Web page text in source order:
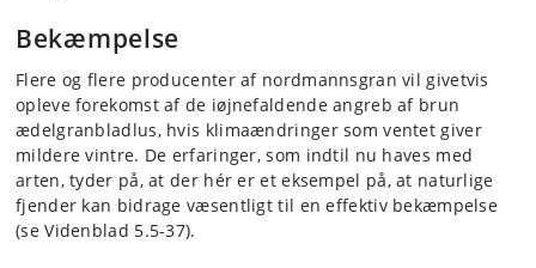
Bekæmpelse
Flere og flere producenter af nordmannsgran vil givetvis
opleve forekomst af de iøjnefaldende angreb af brun
ædelgranbladlus, hvis klimaændringer som ventet giver
mildere vintre. De erfaringer, som indtil nu haves med
arten, tyder på, at der hér er et eksempel på, at naturlige
fjender kan bidrage væsentligt til en effektiv bekæmpelse
(se Videnblad 5.5-37).